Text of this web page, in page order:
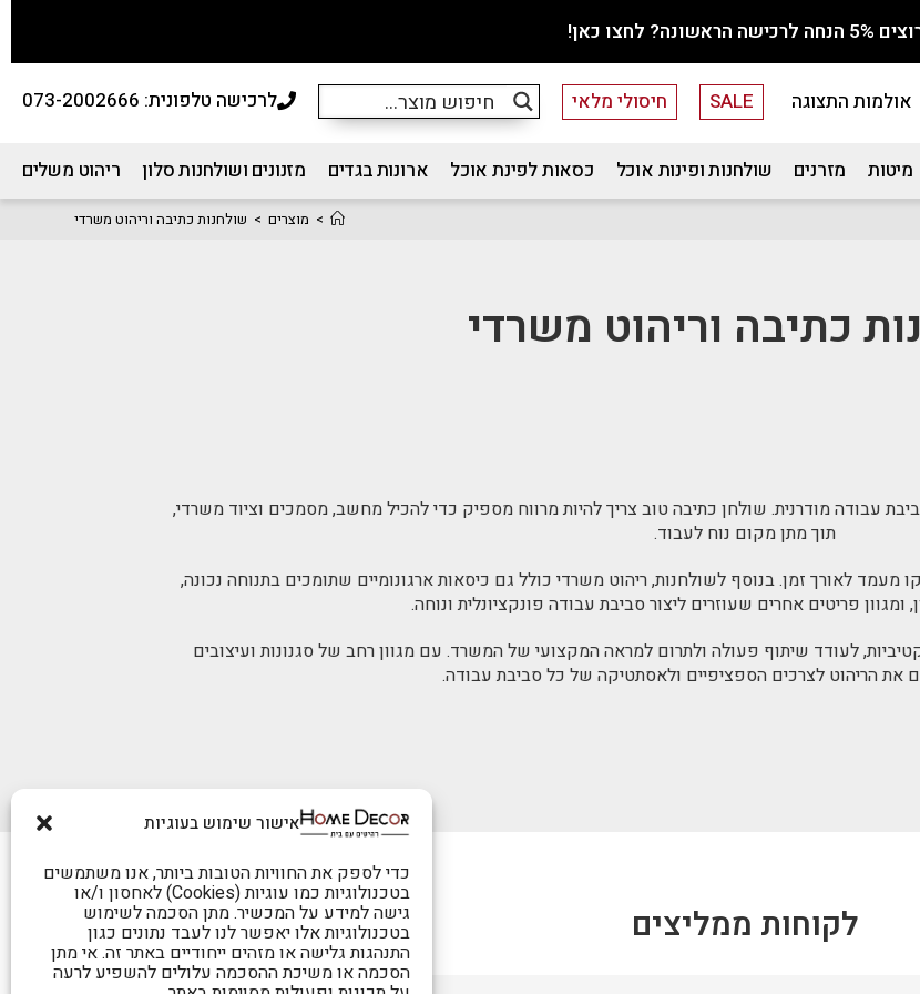
אישור שימוש בעוגיות
כדי לספק את החוויות הטובות ביותר, אנו משתמשים
בטכנולוגיות כמו עוגיות (Cookies) לאחסון ו/או
גישה למידע על המכשיר. מתן הסכמה לשימוש
בטכנולוגיות אלו יאפשר לנו לעבד נתונים כגון
התנהגות גלישה או מזהים ייחודיים באתר זה. אי מתן
הסכמה או משיכת ההסכמה עלולים להשפיע לרעה
הנחה לרכישה הראשונה? לחצו כאן!
אולמות התצוגה SALE חיסולי מלאי לרכישה טלפונית: 073-2002666
מיטות מזרנים שולחנות ופינות אוכל כסאות לפינת אוכל ארונות בגדים מזנונים ושולחנות סלון ריהוט משלים
> מוצרים > שולחנות כתיבה וריהוט משרדי
כתיבה וריהוט משרדי
עבודה מודרנית. שולחן כתיבה טוב צריך להיות מרווח מספיק כדי להכיל מחשב, מסמכים וציוד משרדי,
תוך מתן מקום נוח לעבוד.
מעמד לאורך זמן. בנוסף לשולחנות, ריהוט משרדי כולל גם כיסאות ארגונומיים שתומכים בתנוחה נכונה,
ומגוון פריטים אחרים שעוזרים ליצור סביבת עבודה פונקציונלית ונוחה.
לעודד שיתוף פעולה ולתרום למראה המקצועי של המשרד. עם מגוון רחב של סגנונות ועיצובים
את הריהוט לצרכים הספציפיים ולאסתטיקה של כל סביבת עבודה.
לקוחות ממליצים